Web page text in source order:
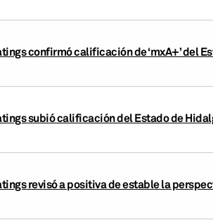
confirmó calificación de ‘mxA+’ del
subió calificación del Estado de
revisó a positiva de estable la